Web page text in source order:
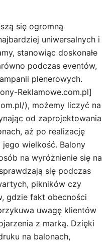
się ogromną
uniwersalnych i
stanowiąc doskonałe
podczas eventów,
plenerowych.
Reklamowe.com.pl]
), możemy liczyć na
od zaprojektowania
aż po realizację
wielkość. Balony
na wyróżnienie się na
się podczas
pikników czy
gdzie fakt obecności
uwagę klientów
z marką. Dzięki
na balonach,